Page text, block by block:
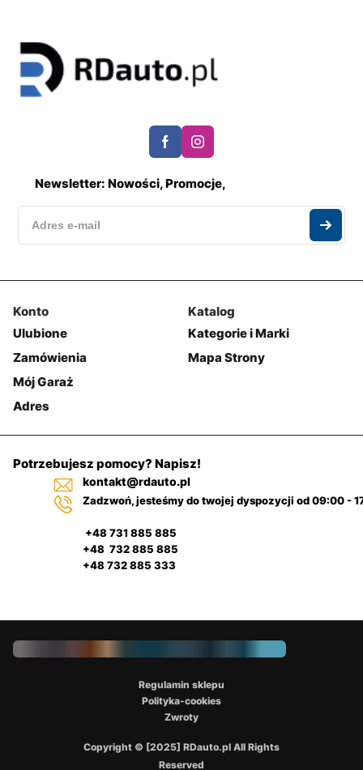
Newsletter: Nowości, Promocje,
Konto
Ulubione
Zamówienia
Mój Garaż
Adres
Katalog
Kategorie i Marki
Mapa Strony
Potrzebujesz pomocy? Napisz!
kontakt@rdauto.pl
Zadzwoń, jesteśmy do twojej dyspozycji od 09:00 -
+48 731 885 885
+48 732 885 885
+48 732 885 333
Copyright © [2025] RDauto.pl All Rights
Reserved
Regulamin sklepu
Polityka-cookies
Zwroty